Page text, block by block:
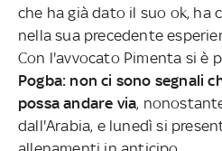
che ha già dato il suo ok, ha
nella sua precedente
Con l'avvocato Pimenta si è
Pogba: non ci sono segnali
possa andare via,
dall'Arabia, e lunedì si